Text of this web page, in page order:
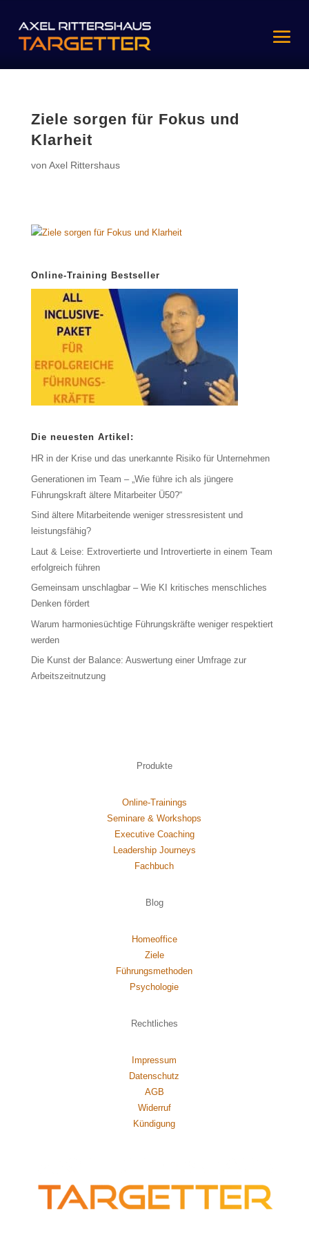
Ziele sorgen für Fokus und
Klarheit
von Axel Rittershaus
Online-Training Bestseller
Die neuesten Artikel:
HR in der Krise und das unerkannte Risiko für Unternehmen
Generationen im Team – „Wie führe ich als jüngere
Führungskraft ältere Mitarbeiter Ü50?“
Sind ältere Mitarbeitende weniger stressresistent und
leistungsfähig?
Laut & Leise: Extrovertierte und Introvertierte in einem Team
erfolgreich führen
Gemeinsam unschlagbar – Wie KI kritisches menschliches
Denken fördert
Warum harmoniesüchtige Führungskräfte weniger respektiert
werden
Die Kunst der Balance: Auswertung einer Umfrage zur
Arbeitszeitnutzung
Produkte
Online-Trainings
Seminare & Workshops
Executive Coaching
Leadership Journeys
Fachbuch
Blog
Homeoffice
Ziele
Führungsmethoden
Psychologie
Rechtliches
Impressum
Datenschutz
AGB
Widerruf
Kündigung